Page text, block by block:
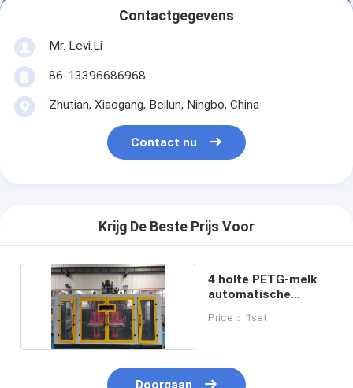
Contactgegevens
Mr. Levi.Li
86-13396686968
Zhutian, Xiaogang, Beilun, Ningbo, China
Contact nu
Krijg De Beste Prijs Voor
4 holte PETG-melk
automatische
Price： 1set
Doorgaan